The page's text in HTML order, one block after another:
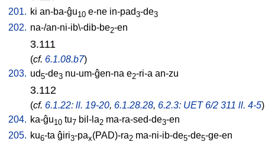
201. ki an-ba-ĝu10 e-ne in-pad3-de3
202. na-/an-ni-ib\-dib-be2-en
3.111
(cf. 6.1.08.b7)
203. ud5-de3 nu-um-ĝen-na e2-ri-a an-zu
3.112
(cf. 6.1.22: ll. 19-20, 6.1.28.28, 6.2.3: UET 6/2 311 ll. 4-5)
204. ka-ĝu10 tu7 bil-la2 ma-ra-sed-de3-en
205. ku6-ta ĝiri3-pax(PAD)-ra2 ma-ni-ib-de5-de5-ge-en